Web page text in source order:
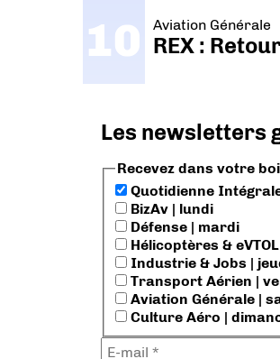
Aviation Générale
REX :
Les newsletters
Recevez dans votre
Quotidienne
BizAv | lundi
Défense | mardi
Hélicoptères &
Industrie & Jobs |
Transport Aérien |
Aviation Générale |
Culture Aéro |